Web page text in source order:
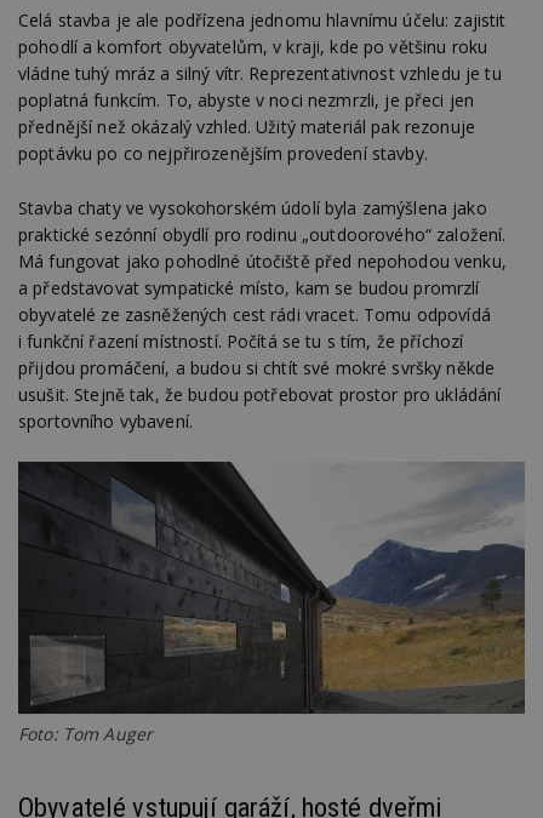
Celá stavba je ale podřízena jednomu hlavnímu účelu: zajistit
pohodlí a komfort obyvatelům, v kraji, kde po většinu roku
vládne tuhý mráz a silný vítr. Reprezentativnost vzhledu je tu
poplatná funkcím. To, abyste v noci nezmrzli, je přeci jen
přednější než okázalý vzhled. Užitý materiál pak rezonuje
poptávku po co nejpřirozenějším provedení stavby.
Stavba chaty ve vysokohorském údolí byla zamýšlena jako
praktické sezónní obydlí pro rodinu „outdoorového“ založení.
Má fungovat jako pohodlné útočiště před nepohodou venku,
a představovat sympatické místo, kam se budou promrzlí
obyvatelé ze zasněžených cest rádi vracet. Tomu odpovídá
i funkční řazení místností. Počítá se tu s tím, že příchozí
přijdou promáčení, a budou si chtít své mokré svršky někde
usušit. Stejně tak, že budou potřebovat prostor pro ukládání
sportovního vybavení.
Foto: Tom Auger
Obyvatelé vstupují garáží, hosté dveřmi